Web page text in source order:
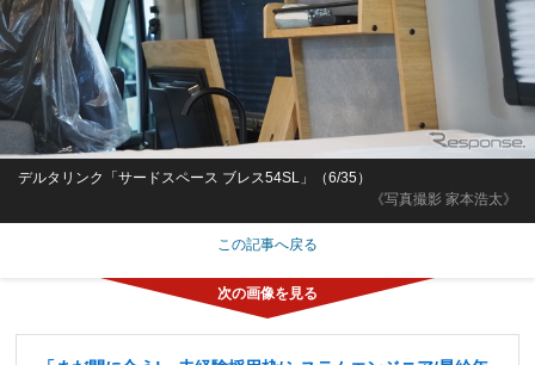
《写真撮影 家本浩太》
デルタリンク「サードスペース ブレス54SL」（6/35）
この記事へ戻る